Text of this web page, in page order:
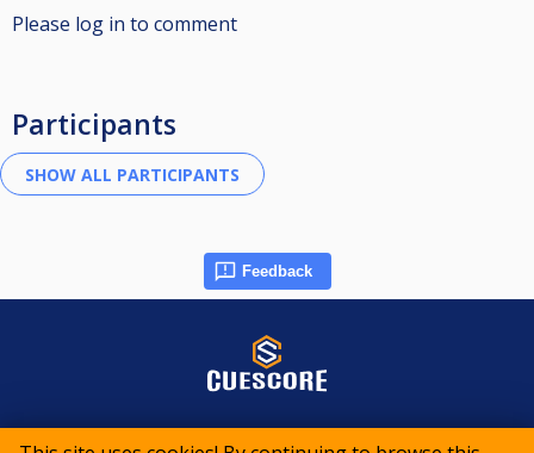
Please log in to comment
Participants
Feedback
© 2015-2026 CueScore International